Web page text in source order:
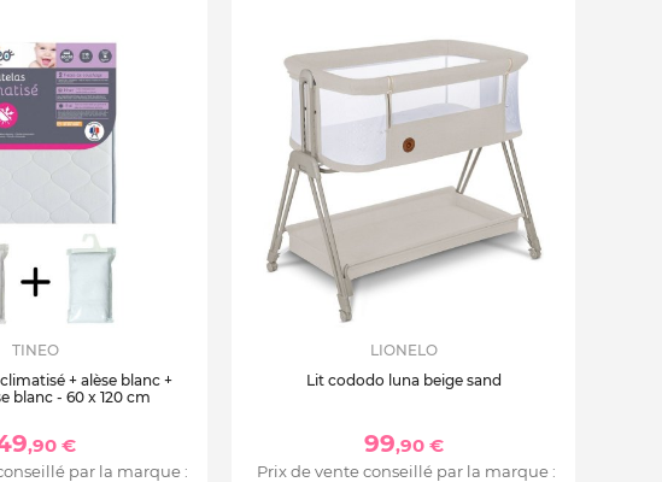
TINEO
+ alèse blanc +
blanc - 60 x 120 cm
,90 €
par la marque :
LIONELO
Lit cododo luna beige sand
99,90 €
Prix de vente conseillé par la marque :